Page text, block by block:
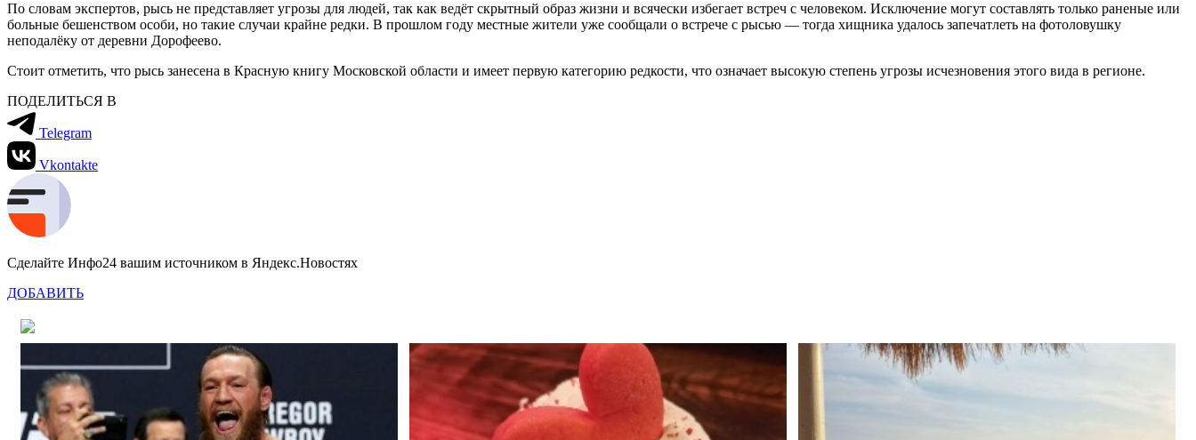
По словам экспертов, рысь не представляет угрозы для людей, так как ведёт скрытный образ жизни и всячески избегает встреч с человеком. Исключение могут составлять только раненые или
больные бешенством особи, но такие случаи крайне редки. В прошлом году местные жители уже сообщали о встрече с рысью — тогда хищника удалось запечатлеть на фотоловушку
неподалёку от деревни Дорофеево.
Стоит отметить, что рысь занесена в Красную книгу Московской области и имеет первую категорию редкости, что означает высокую степень угрозы исчезновения этого вида в регионе.
ПОДЕЛИТЬСЯ В
Telegram
Vkontakte
Сделайте Инфо24 вашим источником в Яндекс.Новостях
ДОБАВИТЬ